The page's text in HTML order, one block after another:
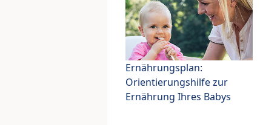
Ernährungsplan:
Orientierungshilfe zur
Ernährung Ihres Babys